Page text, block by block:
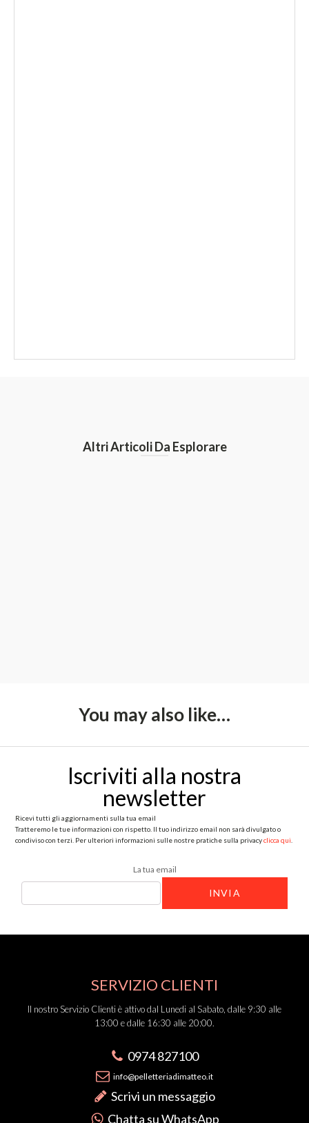
Altri Articoli Da Esplorare
You may also like…
Iscriviti alla nostra
newsletter
Ricevi tutti gli aggiornamenti sulla tua email
Tratteremo le tue informazioni con rispetto. Il tuo indirizzo email non sarà divulgato o
condiviso con terzi. Per ulteriori informazioni sulle nostre pratiche sulla privacyclicca qui
La tua email
SERVIZIO CLIENTI
Il nostro Servizio Clienti è attivo dal Lunedi al Sabato, dalle 9:30 alle
13:00 e dalle 16:30 alle 20:00.
0974 827100
info@pelletteriadimatteo.it
Scrivi un messaggio
Chatta su WhatsApp